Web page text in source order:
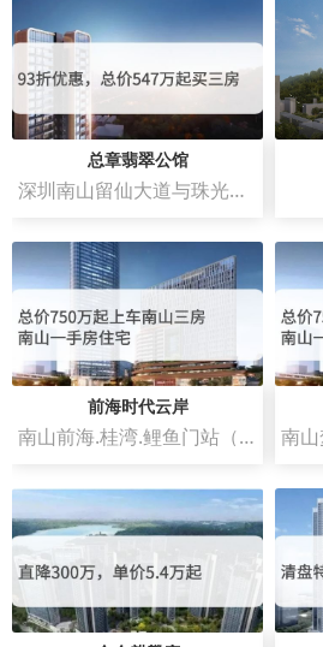
总章翡翠公馆
深圳南山留仙大道与珠光北路交汇处
前海时代云岸
南山前海.桂湾.鲤鱼门站（深铁春泉文化艺术中心）